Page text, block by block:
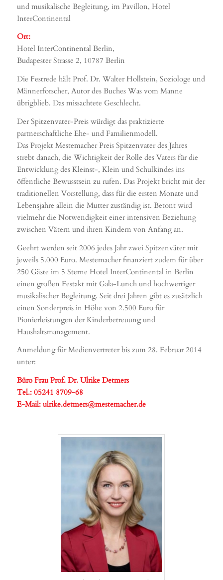
und musikalische Begleitung, im Pavillon, Hotel
InterContinental
Ort:
Hotel InterContinental Berlin,
Budapester Strasse 2, 10787 Berlin
Die Festrede hält Prof. Dr. Walter Hollstein, Soziologe und
Männerforscher, Autor des Buches Was vom Manne
übrigblieb. Das missachtete Geschlecht.
Der Spitzenvater-Preis würdigt das praktizierte
partnerschaftliche Ehe- und Familienmodell.
Das Projekt Mestemacher Preis Spitzenvater des Jahres
strebt danach, die Wichtigkeit der Rolle des Vaters für die
Entwicklung des Kleinst-, Klein und Schulkindes ins
öffentliche Bewusstsein zu rufen. Das Projekt bricht mit der
traditionellen Vorstellung, dass für die ersten Monate und
Lebensjahre allein die Mutter zuständig ist. Betont wird
vielmehr die Notwendigkeit einer intensiven Beziehung
zwischen Vätern und ihren Kindern von Anfang an.
Geehrt werden seit 2006 jedes Jahr zwei Spitzenväter mit
jeweils 5.000 Euro. Mestemacher finanziert zudem für über
250 Gäste im 5 Sterne Hotel InterContinental in Berlin
einen großen Festakt mit Gala-Lunch und hochwertiger
musikalischer Begleitung. Seit drei Jahren gibt es zusätzlich
einen Sonderpreis in Höhe von 2.500 Euro für
Pionierleistungen der Kinderbetreuung und
Haushaltsmanagement.
Anmeldung für Medienvertreter bis zum 28. Februar 2014
unter:
Büro Frau Prof. Dr. Ulrike Detmers
Tel.: 05241 8709-68
E-Mail: ulrike.detmers@mestemacher.de